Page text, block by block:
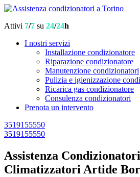
Attivi 7/7 su 24/24h
I nostri servizi
Installazione condizionatore
Riparazione condizionatore
Manutenzione condizionatori
Pulizia e igienizzazione
Ricarica gas condizionatore
Consulenza condizionatori
Prenota un intervento
3519155550
3519155550
Assistenza
Climatizzatori Artide